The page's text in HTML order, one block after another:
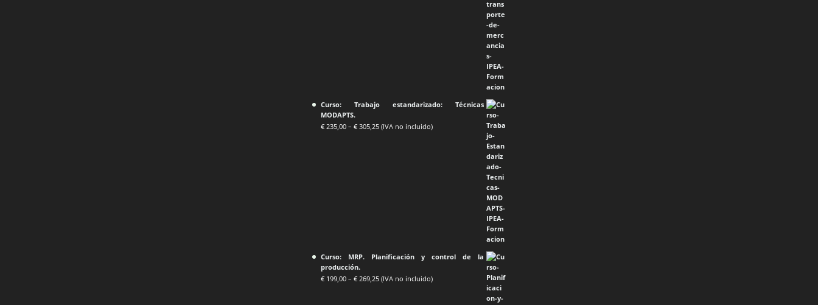
Curso: Trabajo estandarizado: Técnicas
MODAPTS.
€235,00– €305,25 (IVA no incluido)
Curso: MRP. Planificación y control de la
producción.
€199,00– €269,25 (IVA no incluido)